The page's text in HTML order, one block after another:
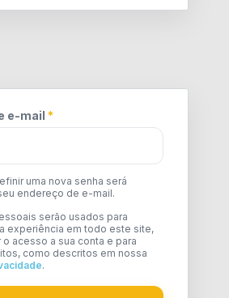
e-mail *
uma nova senha será
endereço de e-mail.
serão usados para
experiência em todo este site,
o acesso a sua conta e para
como descritos em nossa
.